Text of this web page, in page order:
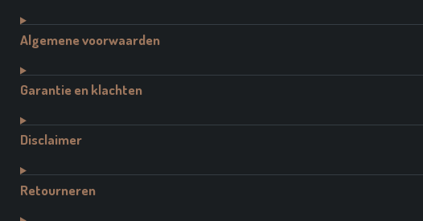
Algemene voorwaarden
Garantie en klachten
Disclaimer
Retourneren